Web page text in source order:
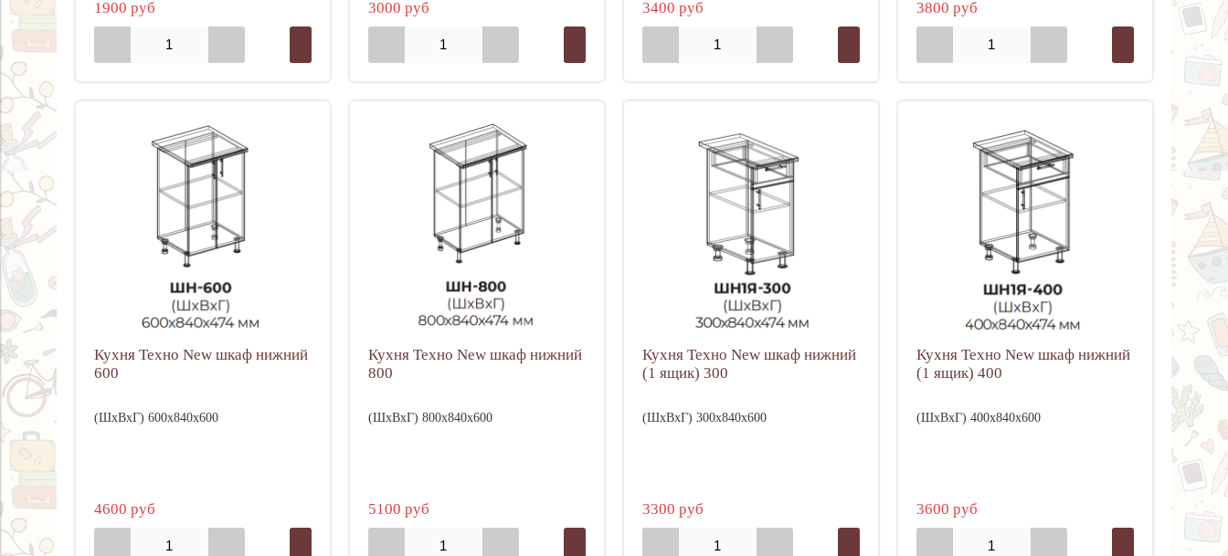
1900 руб 3000 руб 3400 руб 3800 руб
Кухня Техно New шкаф нижний
600
(ШхВхГ) 600х840х600
4600 руб
Кухня Техно New шкаф нижний
800
(ШхВхГ) 800х840х600
5100 руб
Кухня Техно New шкаф нижний
(1 ящик) 300
(ШхВхГ) 300х840х600
3300 руб
Кухня Техно New шкаф нижний
(1 ящик) 400
(ШхВхГ) 400х840х600
3600 руб